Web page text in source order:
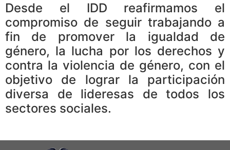
Desde el IDD reafirmamos el
compromiso de seguir trabajando a
fin de promover la igualdad de
género, la lucha por los derechos y
contra la violencia de género, con el
objetivo de lograr la participación
diversa de lideresas de todos los
sectores sociales.